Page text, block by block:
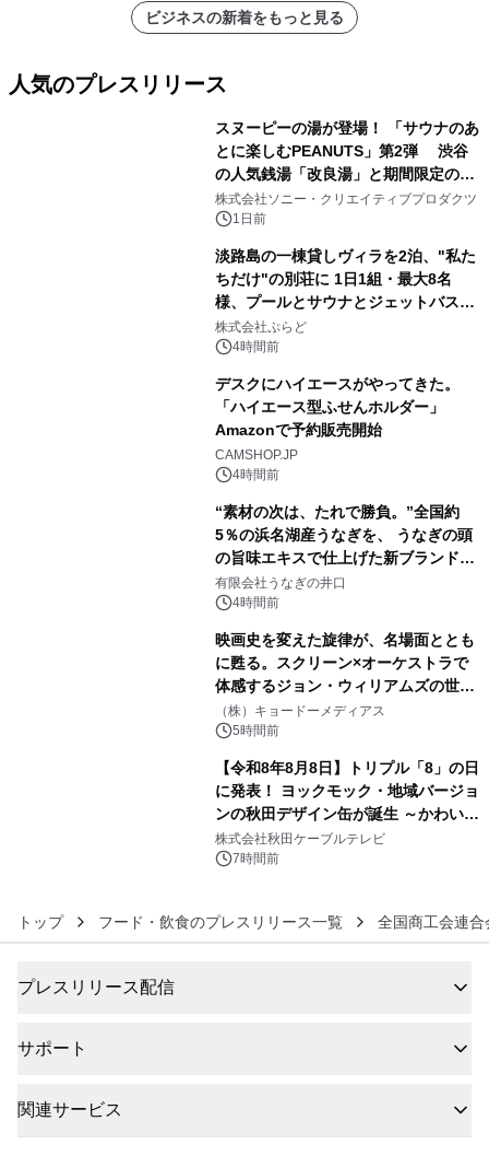
ビジネスの新着をもっと見る
人気のプレスリリース
スヌーピーの湯が登場！ 「サウナのあ
とに楽しむPEANUTS」第2弾 渋谷
の人気銭湯「改良湯」と期間限定のコ
ラボレーション サウナイキタイコラ
ボグッズも発売決定！
株式会社ソニー・クリエイティブプロダクツ
1日前
淡路島の一棟貸しヴィラを2泊、"私た
ちだけ"の別荘に 1日1組・最大8名
様、プールとサウナとジェットバス付
きで Villa Mon Temps AWAJIの連泊
素泊りプラン
株式会社ぷらど
4時間前
デスクにハイエースがやってきた。
「ハイエース型ふせんホルダー」
Amazonで予約販売開始
CAMSHOP.JP
4時間前
“素材の次は、たれで勝負。”全国約
5％の浜名湖産うなぎを、 うなぎの頭
の旨味エキスで仕上げた新ブランド
「井口の誉」誕生
有限会社うなぎの井口
4時間前
映画史を変えた旋律が、名場面ととも
に甦る。スクリーン×オーケストラで
体感するジョン・ウィリアムズの世
界。ジョン・ウィリアムズ：シネマ・
スペクタキュラー・コンサート 開催決
（株）キョードーメディアス
5時間前
【令和8年8月8日】トリプル「8」の日
に発表！ ヨックモック・地域バージョ
ンの秋田デザイン缶が誕生 ～かわいい
秋田犬の子犬と秋田の四季と名所を巡
るパッケージ～ 9月1日(火)秋田県内で
株式会社秋田ケーブルテレビ
7時間前
トップ フード・飲食のプレスリリース一覧 全国商工会連合
プレスリリース配信
サポート
関連サービス